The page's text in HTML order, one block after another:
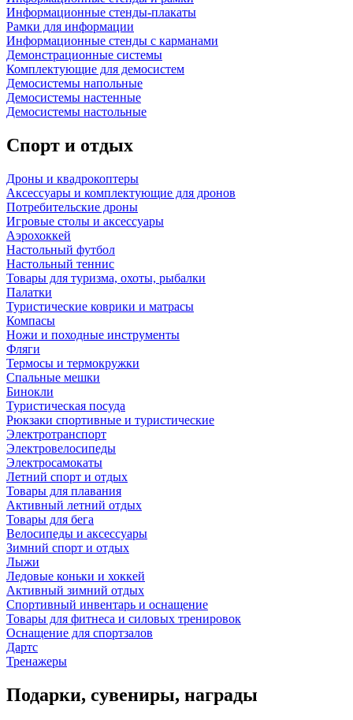
Информационные стенды-плакаты
Рамки для информации
Информационные стенды с карманами
Демонстрационные системы
Комплектующие для демосистем
Демосистемы напольные
Демосистемы настенные
Демосистемы настольные
Спорт и отдых
Дроны и квадрокоптеры
Аксессуары и комплектующие для дронов
Потребительские дроны
Игровые столы и аксессуары
Аэрохоккей
Настольный футбол
Настольный теннис
Товары для туризма, охоты, рыбалки
Палатки
Туристические коврики и матрасы
Компасы
Ножи и походные инструменты
Фляги
Термосы и термокружки
Спальные мешки
Бинокли
Туристическая посуда
Рюкзаки спортивные и туристические
Электротранспорт
Электровелосипеды
Электросамокаты
Летний спорт и отдых
Товары для плавания
Активный летний отдых
Товары для бега
Велосипеды и аксессуары
Зимний спорт и отдых
Лыжи
Ледовые коньки и хоккей
Активный зимний отдых
Спортивный инвентарь и оснащение
Товары для фитнеса и силовых тренировок
Оснащение для спортзалов
Дартс
Тренажеры
Подарки, сувениры, награды